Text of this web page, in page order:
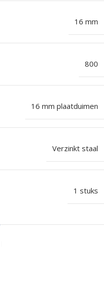
16 mm
800
16 mm plaatduimen
Verzinkt staal
1 stuks